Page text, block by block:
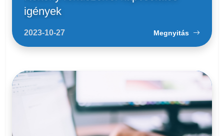
igények
2023-10-27 Megnyitás